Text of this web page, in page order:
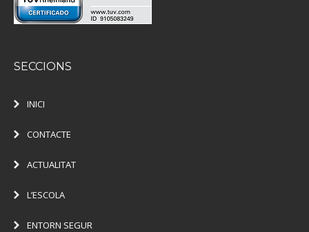
SECCIONS
INICI
CONTACTE
ACTUALITAT
L’ESCOLA
ENTORN SEGUR